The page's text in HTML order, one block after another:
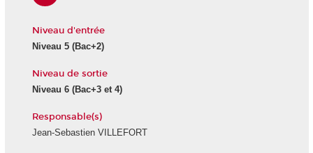
Niveau d'entrée
Niveau 5(Bac+2)
Niveau de sortie
Niveau 6(Bac+3 et 4)
Responsable(s)
Jean-Sebastien VILLEFORT